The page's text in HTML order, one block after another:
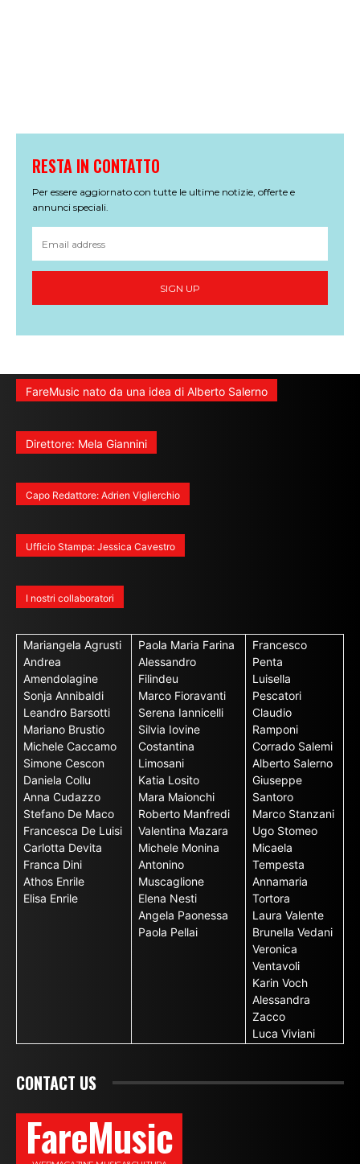
RESTA IN CONTATTO
Per essere aggiornato con tutte le ultime notizie, offerte e
annunci speciali.
SIGN UP
FareMusic nato da una idea di Alberto Salerno
Direttore: Mela Giannini
Capo Redattore: Adrien Viglierchio
Ufficio Stampa: Jessica Cavestro
I nostri collaboratori
Mariangela Agrusti
Andrea
Amendolagine
Sonja Annibaldi
Leandro Barsotti
Mariano Brustio
Michele Caccamo
Simone Cescon
Daniela Collu
Anna Cudazzo
Stefano De Maco
Francesca De Luisi
Carlotta Devita
Franca Dini
Athos Enrile
Elisa Enrile
Paola Maria Farina
Alessandro
Filindeu
Marco Fioravanti
Serena Iannicelli
Silvia Iovine
Costantina
Limosani
Katia Losito
Mara Maionchi
Roberto Manfredi
Valentina Mazara
Michele Monina
Antonino
Muscaglione
Elena Nesti
Angela Paonessa
Paola Pellai
Francesco
Penta
Luisella
Pescatori
Claudio
Ramponi
Corrado Salemi
Alberto Salerno
Giuseppe
Santoro
Marco Stanzani
Ugo Stomeo
Micaela
Tempesta
Annamaria
Tortora
Laura Valente
Brunella Vedani
Veronica
Ventavoli
Karin Voch
Alessandra
Zacco
Luca Viviani
CONTACT US
FareMusic